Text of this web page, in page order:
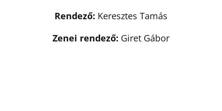
Rendező: Keresztes Tamás
Zenei rendező: Giret Gábor